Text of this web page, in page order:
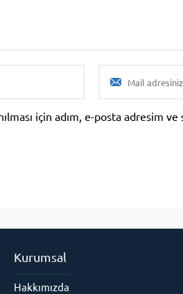
için adım, e-posta adresim ve
Kurumsal
Hakkımızda